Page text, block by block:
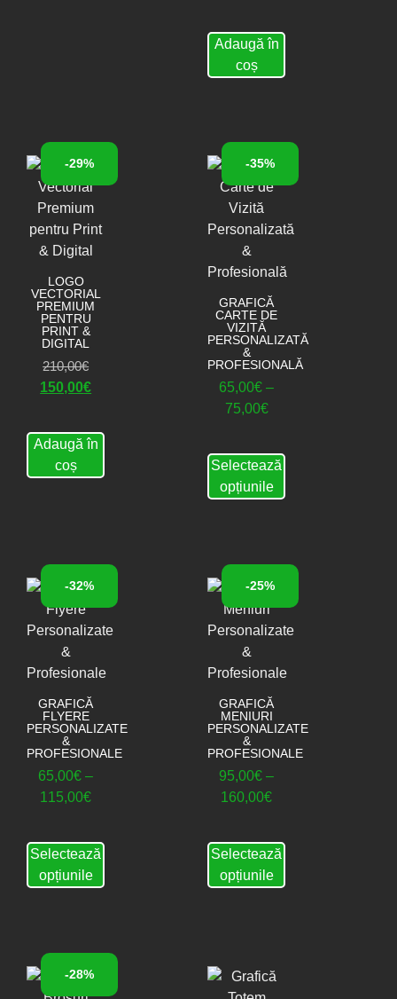
Adaugă în
coș
-29%
LOGO
VECTORIAL
PREMIUM
PENTRU
PRINT &
DIGITAL
210,00€
150,00€
Adaugă în
coș
-35%
GRAFICĂ
CARTE DE
VIZITĂ
PERSONALIZATĂ
&
PROFESIONALĂ
65,00€ –
75,00€
Selectează
opțiunile
-32%
GRAFICĂ
FLYERE
PERSONALIZATE
&
PROFESIONALE
65,00€ –
115,00€
Selectează
opțiunile
-25%
GRAFICĂ
MENIURI
PERSONALIZATE
&
PROFESIONALE
95,00€ –
160,00€
Selectează
opțiunile
-28%